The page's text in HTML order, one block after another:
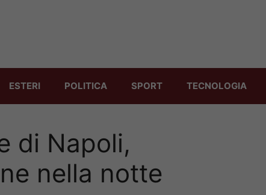
ESTERI POLITICA SPORT TECNOLOGIA
di Napoli,
nella notte